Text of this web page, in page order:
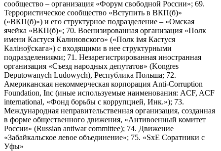
сообщество – организация «Форум свободной России»; 69.
Террористическое сообщество «Вступить в ВКП(б)»
(«ВКП(б)») и его структурное подразделение – «Омская
ячейка «ВКП(б)»; 70. Военизированная организация «Полк
имени Кастуся Калиновского» («Полк iмя Кастуся
Калiноўскага») с входящими в нее структурными
подразделениями; 71. Незарегистрированная иностранная
организация «Съезд народных депутатов» (Kongres
Deputowanych Ludowych), Республика Польша; 72.
Американская некоммерческая корпорация Anti-Corruption
Foundation, Inc (иные используемые наименования: ACF, ACF
international, «Фонд борьбы с коррупцией, Инк.»); 73.
Международная неправительственная организация, созданная
в форме общественного движения, «Антивоенный комитет
России» (Russian antiwar committee); 74. Движение
«Забайкальское левое объединение»; 75. «SxE Соратники с
Уфы»